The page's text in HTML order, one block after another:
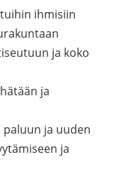
ihmisiin
ja koko
ja
ja uuden
ja